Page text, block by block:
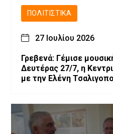
ΠΟΛΙΤΙΣΤΙΚΆ
27 Ιουλίου 2026
Γρεβενά: Γέμισε
Δευτέρας 27/7, η
με την Ελένη